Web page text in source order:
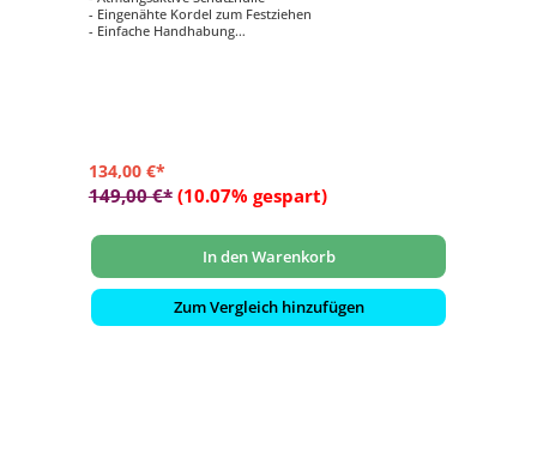
- Eingenähte Kordel zum Festziehen
- Einfache Handhabung
134,00 €*
149,00 €* (10.07% gespart)
In den Warenkorb
Zum Vergleich hinzufügen